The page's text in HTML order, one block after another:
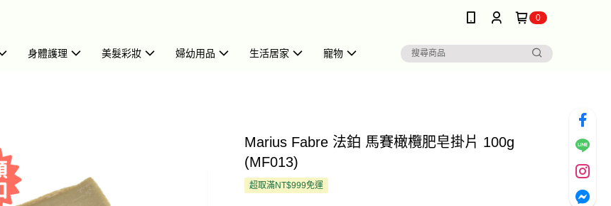
0
身體護理 美髮彩妝 婦幼用品 生活居家 寵物
Marius Fabre 法鉑 馬賽橄欖肥皂掛片 100g
(MF013)
超取滿NT$999免運